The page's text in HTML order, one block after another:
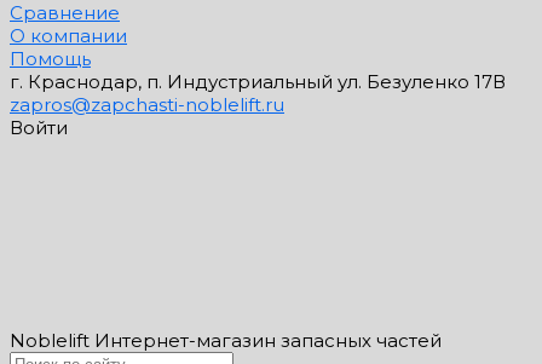
Сравнение
О компании
Помощь
г. Краснодар, п. Индустриальный ул. Безуленко 17В
zapros@zapchasti-noblelift.ru
Войти
Noblelift Интернет-магазин запасных частей